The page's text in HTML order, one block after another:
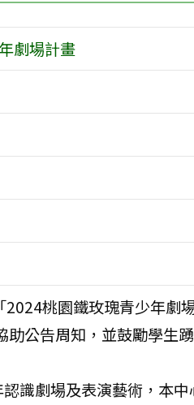
劇場計畫
桃園鐵玫瑰青少年劇
助公告周知，並鼓勵學生
劇場及表演藝術，本中